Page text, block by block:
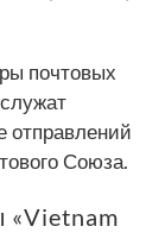
почтовых
отправлений
Союза.
«Vietnam